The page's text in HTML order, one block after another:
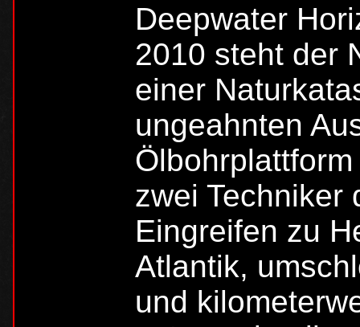
Deepwater
2010 steht der
einer
ungeahnten
zwei Techniker
Eingreifen zu
Atlantik,
und